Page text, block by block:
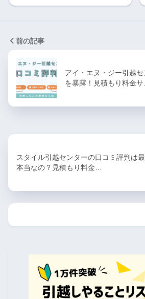
前の記事
アイ・エヌ・ジー引越
を暴露！見積もり料金
スタイル引越センターの口コミ評判は
本当なの？見積もり料金…